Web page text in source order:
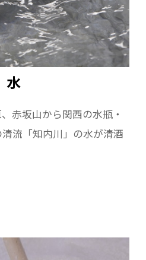
水
赤坂山から関西の水瓶・
流「知内川」の水が清酒